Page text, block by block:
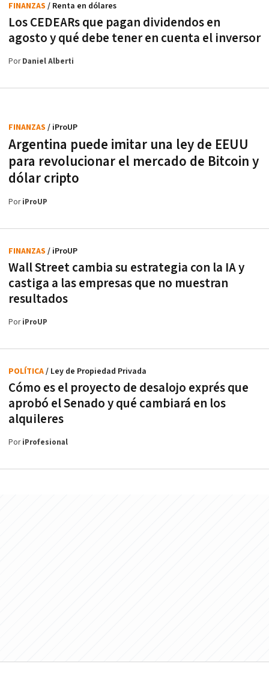
Los CEDEARs que pagan dividendos en
agosto y qué debe tener en cuenta el inversor
FINANZAS / Renta en dólares
PorDaniel Alberti
Argentina puede imitar una ley de EEUU
para revolucionar el mercado de Bitcoin y
dólar cripto
FINANZAS / iProUP
PoriProUP
Wall Street cambia su estrategia con la IA y
castiga a las empresas que no muestran
resultados
FINANZAS / iProUP
PoriProUP
Cómo es el proyecto de desalojo exprés que
aprobó el Senado y qué cambiará en los
alquileres
POLÍTICA/ Ley de Propiedad Privada
PoriProfesional